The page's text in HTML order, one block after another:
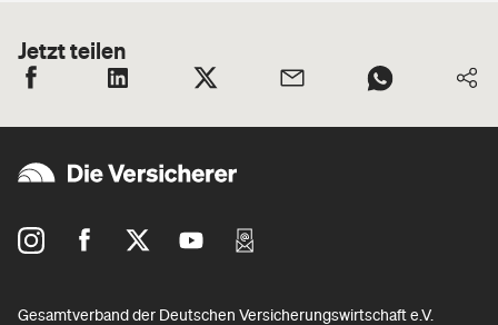
Jetzt teilen
Gesamtverband der Deutschen Versicherungswirtschaft e.V.